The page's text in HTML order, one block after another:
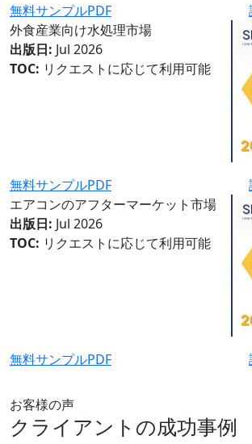
無料サンプルPDF
外食産業向け水処理市場
出版日: Jul 2026
TOC: リクエストに応じて利用可能
無料サンプルPDF
エアコンのアフターマーケット市場
出版日: Jul 2026
TOC: リクエストに応じて利用可能
無料サンプルPDF
お客様の声
クライアントの成功事例